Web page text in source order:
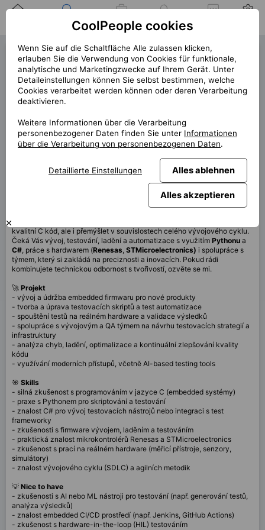
Position
Jobs
Embedded Engineer (40967)
« zurück
Platz
Vertrag
Vertrag über CP
120 000 CZK
kvalitní C kód, ale i přemýšlet v souvislostech celého vývojového cyklu.
Čeká Vás vývoj, testování, ladění a automatizace s využitím Pythonu a
C#, práce s hardwarem (Renesas, STMicroelectronics) i spolupráce s
týmem, který si zakládá na preciznosti a inovacích. Pokud rádi
kombinujete technickou odbornost s tvořivostí, ozvěte se mi.
🚀 Projekt
- vývoj a údržba embedded firmwaru pro nové produkty
- tvorba a úprava testovacích skriptů a test automatizace
- spouštění testů na reálném hardware a validace výsledků
- spolupráce s vývojovým a QA týmem na návrhu testovacích strategií a
infrastruktury
- analýza chyb, ladění, optimalizace a kontinuální zlepšování kvality
kódu
- využívání moderních přístupů, včetně AI-based testing tools
🎯 Skills
- silná zkušenost s programováním v jazyce C (embedded systémy)
- praxe s Pythonem pro skriptování a testování
- znalost C# pro vývoj testovacích nástrojů nebo integraci s test
frameworky
- zkušenosti s firmware vývojem, laděním a testováním
- praktická znalost mikrokontrolérů Renesas a STMicroelectronics
- zkušenost s prací na reálném hardware (měřicí přístroje, senzory,
simulátory)
- znalost vývojového cyklu (SDLC) a agilních metodik
💡 Nice to have
- zkušenosti s AI nebo ML nástroji pro testování (např. generování testů,
analýza výsledků)
- znalost embedded CI/CD prostředí (např. Jenkins, GitHub Actions)
- zkušenost s hardware-in-the-loop (HIL) testováním
CoolPeople cookies
Wenn Sie auf die Schaltfläche Alle zulassen klicken,
erlauben Sie die Verwendung von Cookies für funktionale,
analytische und Marketingzwecke auf Ihrem Gerät. Unter
Detaileinstellungen können Sie selbst bestimmen, welche
Cookies verarbeitet werden können oder deren Verarbeitung
deaktivieren.
Weitere Informationen über die Verarbeitung
personenbezogener Daten finden Sie unter Informationen
über die Verarbeitung von personenbezogenen Daten.
Detaillierte Einstellungen Alles ablehnen
Alles akzeptieren